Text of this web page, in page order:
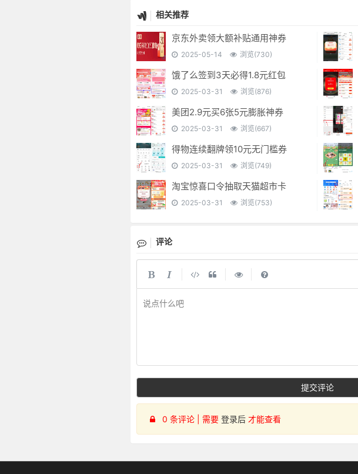
相关推荐
京东外卖领大额补贴通用神券
2025-05-14 浏览(730)
饿了么签到3天必得1.8元红包
2025-03-31 浏览(876)
美团2.9元买6张5元膨胀神券
2025-03-31 浏览(667)
得物连续翻牌领10元无门槛券
2025-03-31 浏览(749)
淘宝惊喜口令抽取天猫超市卡
2025-03-31 浏览(753)
评论
说点什么吧
提交评论
0 条评论 | 需要 登录后才能查看